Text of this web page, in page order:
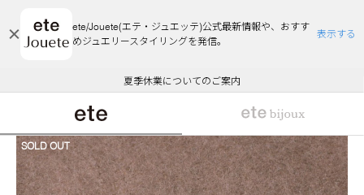
ete/Jouete(エテ・ジュエッテ)公式最新情報や、おすす
めジュエリースタイリングを発信。
表示する
エコラッピング及びエコポイント付与のご案内
ご注文いただいたお品物のお届け状況について
夏季休業についてのご案内
WEB Limited Items >>
採用のご案内
悪質な偽サイトにご注意ください
エコラッピング及びエコポイント付与のご案内
ご注文いただいたお品物のお届け状況について
SOLD OUT